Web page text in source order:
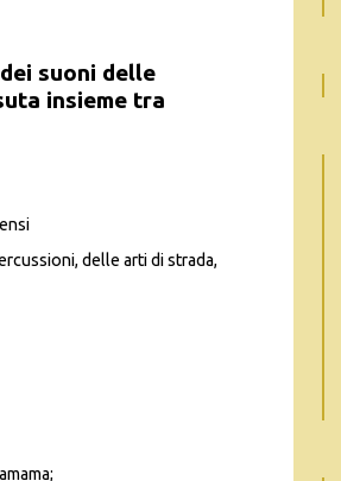
suoni delle
insieme tra
delle arti di strada,